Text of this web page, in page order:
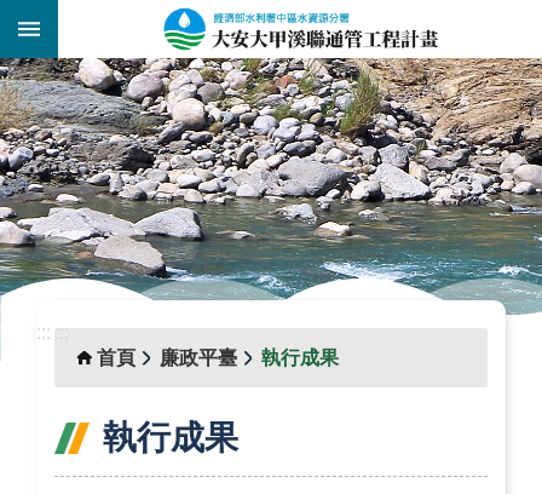
跳到主要內容區塊
::: _
::: :::
首頁
廉政平臺 執行成果
執行成果